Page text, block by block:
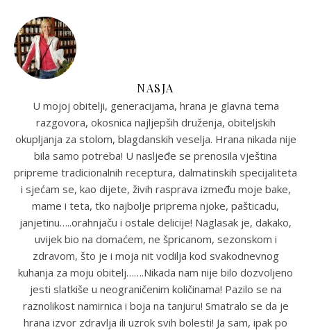
NASJA
U mojoj obitelji, generacijama, hrana je glavna tema
razgovora, okosnica najljepših druženja, obiteljskih
okupljanja za stolom, blagdanskih veselja. Hrana nikada nije
bila samo potreba! U nasljeđe se prenosila vještina
pripreme tradicionalnih receptura, dalmatinskih specijaliteta
i sjećam se, kao dijete, živih rasprava između moje bake,
mame i teta, tko najbolje priprema njoke, pašticadu,
janjetinu…..orahnjaču i ostale delicije! Naglasak je, dakako,
uvijek bio na domaćem, ne špricanom, sezonskom i
zdravom, što je i moja nit vodilja kod svakodnevnog
kuhanja za moju obitelj…….Nikada nam nije bilo dozvoljeno
jesti slatkiše u neograničenim količinama! Pazilo se na
raznolikost namirnica i boja na tanjuru! Smatralo se da je
hrana izvor zdravlja ili uzrok svih bolesti! Ja sam, ipak po